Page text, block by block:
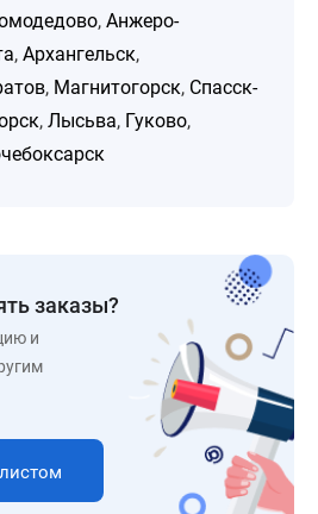
, Анжеро-
, Архангельск,
, Магнитогорск, Спасск-
, Лысьва, Гуково,
заказы?
и